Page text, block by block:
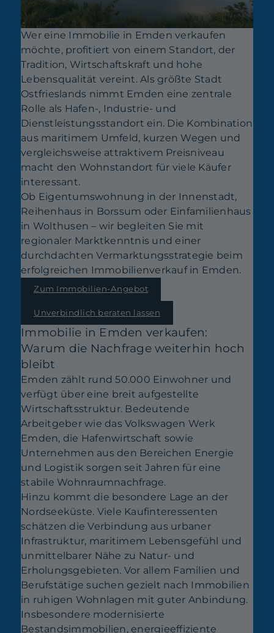
Wer eine Immobilie in Emden verkaufen
möchte, profitiert von einem Standort, der
Tradition, Wirtschaftskraft und hohe
Lebensqualität vereint. Als größte Stadt
Ostfrieslands nimmt Emden eine zentrale
Rolle als Hafen-, Industrie- und
Dienstleistungsstandort ein. Die Kombination
aus maritimem Umfeld, kurzen Wegen und
vergleichsweise attraktivem Preisniveau
macht den Wohnstandort für viele Käufer
interessant.
Ob Eigentumswohnung in der Innenstadt,
Reihenhaus in Borssum oder Einfamilienhaus
in Wolthusen – wir begleiten Sie mit
regionaler Marktkenntnis und einer
durchdachten Vermarktungsstrategie beim
erfolgreichen Immobilienverkauf in Emden.
Zum Immobilien-Angebot
Unverbindlich beraten lassen
Immobilie in Emden verkaufen:
Warum die Nachfrage weiterhin hoch
bleibt
Emden zählt rund 50.000 Einwohner und
verfügt über eine breit aufgestellte
Wirtschaftsstruktur. Bedeutende
Arbeitgeber wie das Volkswagen Werk
Emden, die Hafenwirtschaft sowie
Unternehmen aus den Bereichen Energie
und Logistik sorgen seit Jahren für eine
stabile Wohnraumnachfrage.
Hinzu kommt die besondere Lage an der
Nordseeküste. Viele Kaufinteressenten
schätzen die Verbindung aus urbaner
Infrastruktur, maritimem Lebensgefühl und
unmittelbarer Nähe zu Natur- und
Erholungsgebieten. Vor allem Familien und
Berufstätige suchen gezielt nach Immobilien
in ruhigen Wohnlagen mit guter Anbindung.
Insbesondere modernisierte
Bestandsimmobilien, energieeffiziente